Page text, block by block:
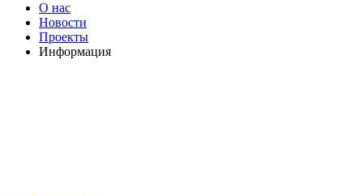
О нас
Новости
Проекты
Информация